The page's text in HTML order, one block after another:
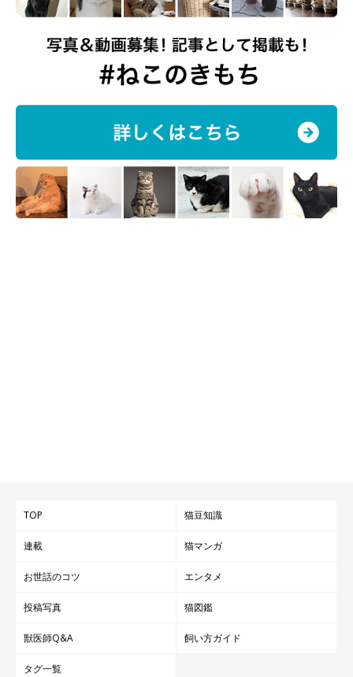
TOP 猫豆知識
連載 猫マンガ
お世話のコツ エンタメ
投稿写真 猫図鑑
獣医師Q&A 飼い方ガイド
タグ一覧